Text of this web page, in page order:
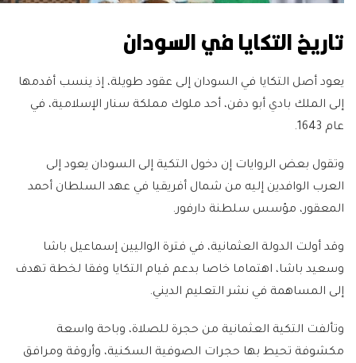
تاريخ التكايا في السودان
يعود أصل التكايا في السودان إلى عقود طويلة، إذ ينسب أقدمها
إلى الملك بادي أبو دقن، أحد ملوك مملكة سنار الإسلامية، في
عام 1643.
وتقول بعض الروايات إن دخول التكية إلى السودان يعود إلى
العرب الوافدين إليه من شمال أفريقيا في عهد السلطان أحمد
المعقور، مؤسس سلطنة دارفور.
وقد أولت الدولة العثمانية، في فترة الواليين إسماعيل باشا
وسعيد باشا، اهتماما خاصا بدعم قيام التكايا وفقا لخطة تهدف
إلى المساهمة في نشر التعليم الديني.
وتألفت التكية العثمانية من حجرة للصلاة، وباحة واسعة
مكشوفة تحيط بها حجرات الصوفية السكنية، وأروقة ومرافق